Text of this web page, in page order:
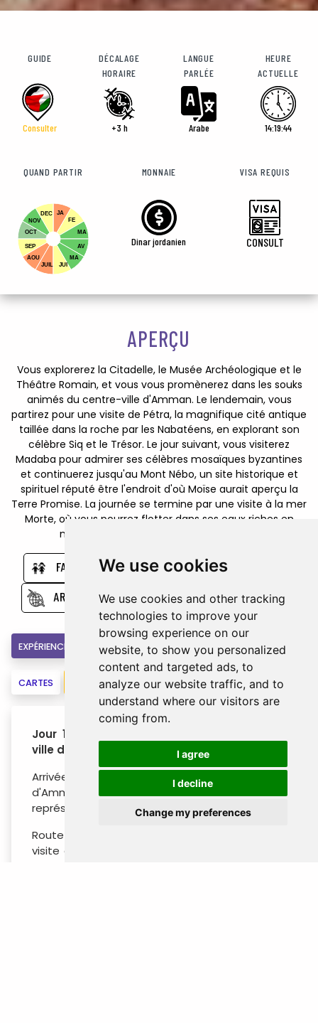
We use cookies
We use cookies and other tracking
technologies to improve your
browsing experience on our
website, to show you personalized
content and targeted ads, to
analyze our website traffic, and to
understand where our visitors are
coming from.
I agree
I decline
Change my preferences
GUIDE
Consulter
DÉCALAGE
HORAIRE
+3 h
LANGUE
PARLÉE
Arabe
HEURE
ACTUELLE
14:19:46
QUAND PARTIR
JA
FE
MA
AV
MA
DEC
NOV
OCT
SEP
AOU
JUIL
JUI
MONNAIE
Dinar jordanien
VISA REQUIS
CONSULT
APERÇU
Vous explorerez la Citadelle, le Musée Archéologique et le
Théâtre Romain, et vous vous promènerez dans les souks
animés du centre-ville d'Amman. Le lendemain, vous
partirez pour une visite de Pétra, la magnifique cité antique
taillée dans la roche par les Nabatéens, en explorant son
célèbre Siq et le Trésor. Le jour suivant, vous visiterez
Madaba pour admirer ses célèbres mosaïques byzantines
et continuerez jusqu'au Mont Nébo, un site historique et
spirituel réputé être l'endroit d'où Moïse aurait aperçu la
Terre Promise. La journée se termine par une visite à la mer
Morte, où vous pourrez flotter dans ses eaux riches en
minéraux avant de retourner à Amman.
FAMILLE DÉSERT
ARCHÉOLOGIE
AVENTURE ET NATURE
EXPÉRIENCE INCLUS HÔTELS BON À SAVOIR
CARTES RÉSERVEZ
Jour 1 : Aéroport Queen Alia – Visite de la
ville d'Amman – Amman
Arrivée à l'aéroport international Queen Alia
d'Amman. Accueil et assistance par notre
représentant.
Route vers Amman pour une visite de la ville :
visite de la Citadelle, du Musée Archéologique,